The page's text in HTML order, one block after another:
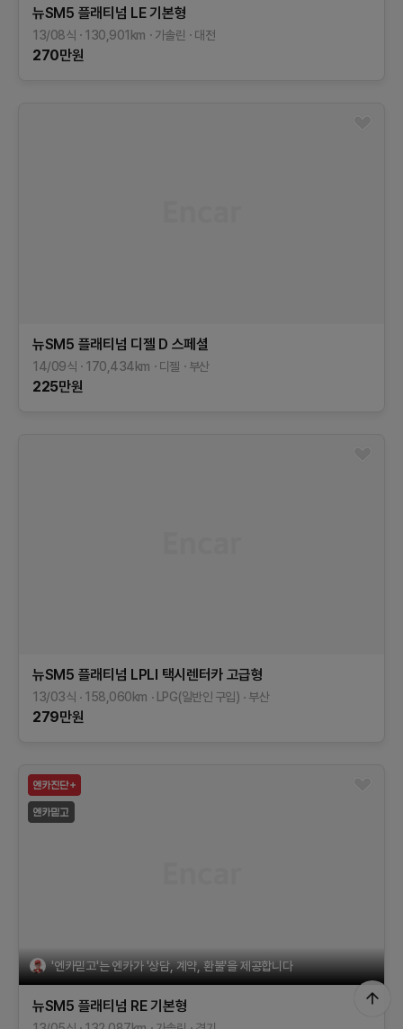
뉴SM5 플래티넘 LE기본형
13/08식 130,901 km 가솔린 대전
270만원
뉴SM5 플래티넘 디젤 D 스페셜
14/09식 170,434km 디젤 부산
225만원
뉴SM5 플래티넘 LPLI 택시렌터카 고급형
13/03식 158,060km LPG(일반인 구입) 부산
279만원
'엔카믿고'는 엔카가 '상담, 계약, 환불'을 제공합니다
뉴SM5 플래티넘 RE기본형